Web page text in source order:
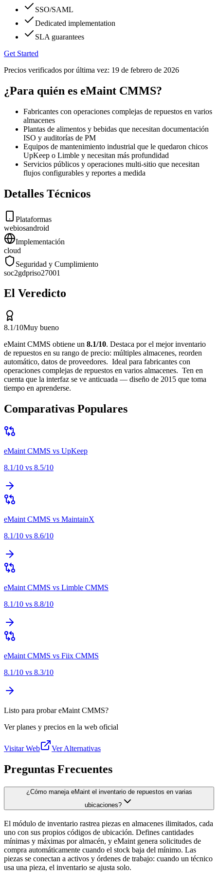
SSO/SAML
Dedicated implementation
SLA guarantees
Get Started
Precios verificados por última vez: 19 de febrero de 2026
¿Para quién es eMaint CMMS?
Fabricantes con operaciones complejas de repuestos en varios
almacenes
Plantas de alimentos y bebidas que necesitan documentación
ISO y auditorías de PM
Equipos de mantenimiento industrial que le quedaron chicos
UpKeep o Limble y necesitan más profundidad
Servicios públicos y operaciones multi-sitio que necesitan
flujos configurables y reportes a medida
Detalles Técnicos
Plataformas
webiosandroid
Implementación
cloud
Seguridad y Cumplimiento
soc2gdpriso27001
El Veredicto
8.1/10Muy bueno
eMaint CMMS obtiene un 8.1/10. Destaca porel mejor inventario
de repuestos en su rango de precio: múltiples almacenes, reorden
automático, datos de proveedores. Ideal para fabricantes con
operaciones complejas de repuestos en varios almacenes. Ten en
cuenta que la interfaz se ve anticuada — diseño de 2015 que toma
tiempo en aprenderse.
Comparativas Populares
eMaint CMMS vs UpKeep
8.1/10 vs 8.5/10
eMaint CMMS vs MaintainX
8.1/10 vs 8.6/10
eMaint CMMS vs Limble CMMS
8.1/10 vs 8.8/10
eMaint CMMS vs Fiix CMMS
8.1/10 vs 8.3/10
Listo para probar eMaint CMMS?
Ver planes y precios en la web oficial
Visitar Web Ver Alternativas
Preguntas Frecuentes
¿Cómo maneja eMaint el inventario de repuestos en varias
ubicaciones?
El módulo de inventario rastrea piezas en almacenes ilimitados, cada
uno con sus propios códigos de ubicación. Defines cantidades
mínimas y máximas por almacén, y eMaint genera solicitudes de
compra automáticamente cuando el stock baja del mínimo. Las
piezas se conectan a activos y órdenes de trabajo: cuando un técnico
usa una pieza, el inventario se ajusta solo.